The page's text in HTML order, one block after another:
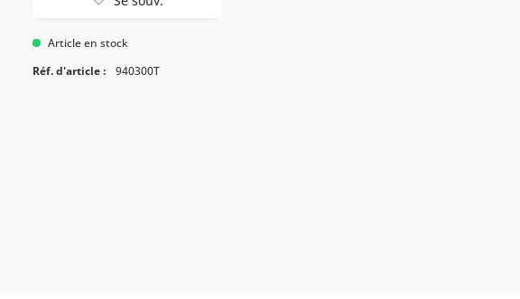
Article en stock
Réf. d'article :
940300T